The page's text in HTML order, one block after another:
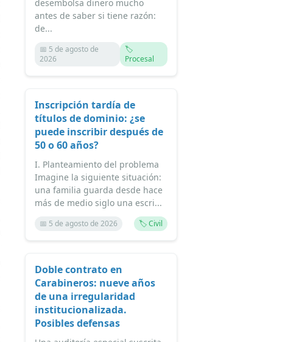
desembolsa dinero mucho
antes de saber si tiene razón:
de...
📅 5 de agosto de
2026
🏷️
Procesal
Inscripción tardía de
títulos de dominio: ¿se
puede inscribir después de
50 o 60 años?
I. Planteamiento del problema
Imagine la siguiente situación:
una familia guarda desde hace
más de medio siglo una escri...
📅 5 de agosto de 2026 🏷️ Civil
Doble contrato en
Carabineros: nueve años
de una irregularidad
institucionalizada.
Posibles defensas